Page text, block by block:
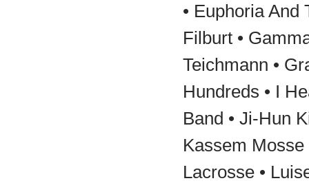
• Euphoria And
Filburt •
Teichmann •
Hundreds • I
Band • Ji-Hun
Kassem Mosse
Lacrosse •